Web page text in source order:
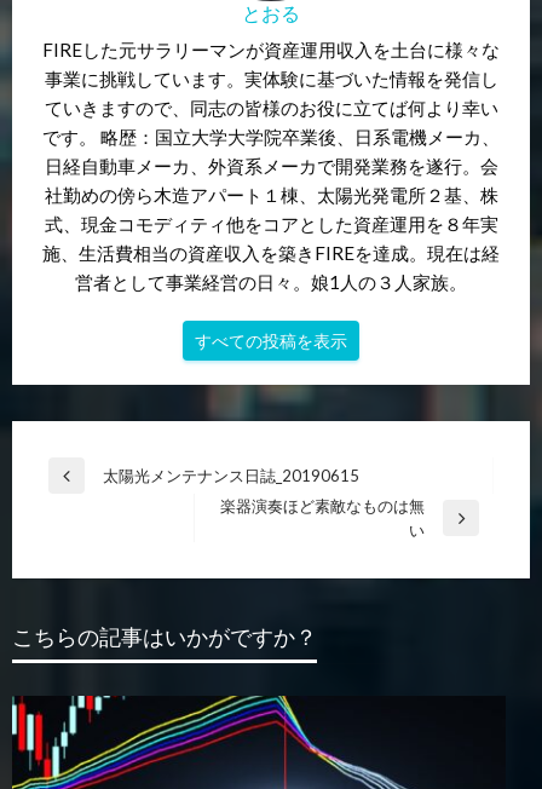
とおる
FIREした元サラリーマンが資産運用収入を土台に様々な
事業に挑戦しています。実体験に基づいた情報を発信し
ていきますので、同志の皆様のお役に立てば何より幸い
です。 略歴：国立大学大学院卒業後、日系電機メーカ、
日経自動車メーカ、外資系メーカで開発業務を遂行。会
社勤めの傍ら木造アパート１棟、太陽光発電所２基、株
式、現金コモディティ他をコアとした資産運用を８年実
施、生活費相当の資産収入を築きFIREを達成。現在は経
営者として事業経営の日々。娘1人の３人家族。
すべての投稿を表示
投
ビ
ー
ョ
ン
太陽光メンテナンス日誌_20190615
投
楽器演奏ほど素敵なものは無
い
こちらの記事はいかがですか？